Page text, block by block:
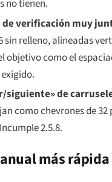
no tienen.
de verificación muy
sin relleno, alineadas
objetivo como el
siguiente» de
como chevrones de 32
2.5.8.
más rápida